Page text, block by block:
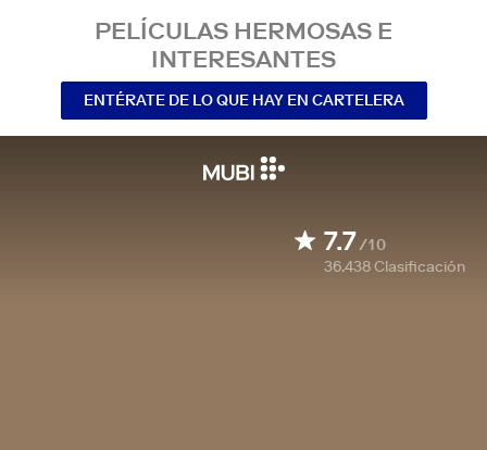
PELÍCULAS HERMOSAS E
INTERESANTES
ENTÉRATE DE LO QUE HAY EN CARTELERA
7.7/10
36.438Clasificación